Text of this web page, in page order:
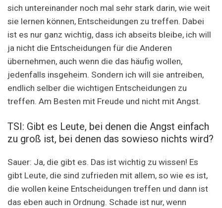
sich untereinander noch mal sehr stark darin, wie weit
sie lernen können, Entscheidungen zu treffen. Dabei
ist es nur ganz wichtig, dass ich abseits bleibe, ich will
ja nicht die Entscheidungen für die Anderen
übernehmen, auch wenn die das häufig wollen,
jedenfalls insgeheim. Sondern ich will sie antreiben,
endlich selber die wichtigen Entscheidungen zu
treffen. Am Besten mit Freude und nicht mit Angst.
TSI: Gibt es Leute, bei denen die Angst einfach
zu groß ist, bei denen das sowieso nichts wird?
Sauer: Ja, die gibt es. Das ist wichtig zu wissen! Es
gibt Leute, die sind zufrieden mit allem, so wie es ist,
die wollen keine Entscheidungen treffen und dann ist
das eben auch in Ordnung. Schade ist nur, wenn